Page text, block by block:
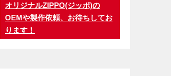
オリジナルZIPPO(ジッポ)の
OEMや製作依頼、お待ちしてお
ります！